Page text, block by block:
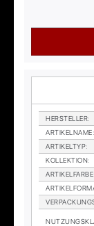
HER­STEL­LER:
AR­TI­KEL­NA­ME:
AR­TI­KEL­TYP:
KOL­LEK­TI­ON:
AR­TI­KEL­FAR­BE